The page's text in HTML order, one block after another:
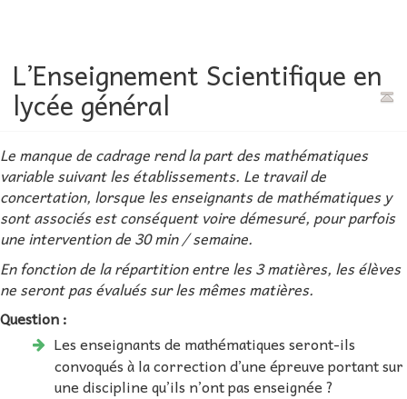
L’Enseignement Scientifique en
lycée général
Le manque de cadrage rend la part des mathématiques
variable suivant les établissements. Le travail de
concertation, lorsque les enseignants de mathématiques y
sont associés est conséquent voire démesuré, pour parfois
une intervention de 30 min / semaine.
En fonction de la répartition entre les 3 matières, les élèves
ne seront pas évalués sur les mêmes matières.
Question :
Les enseignants de mathématiques seront-ils
convoqués à la correction d’une épreuve portant sur
une discipline qu’ils n’ont pas enseignée ?